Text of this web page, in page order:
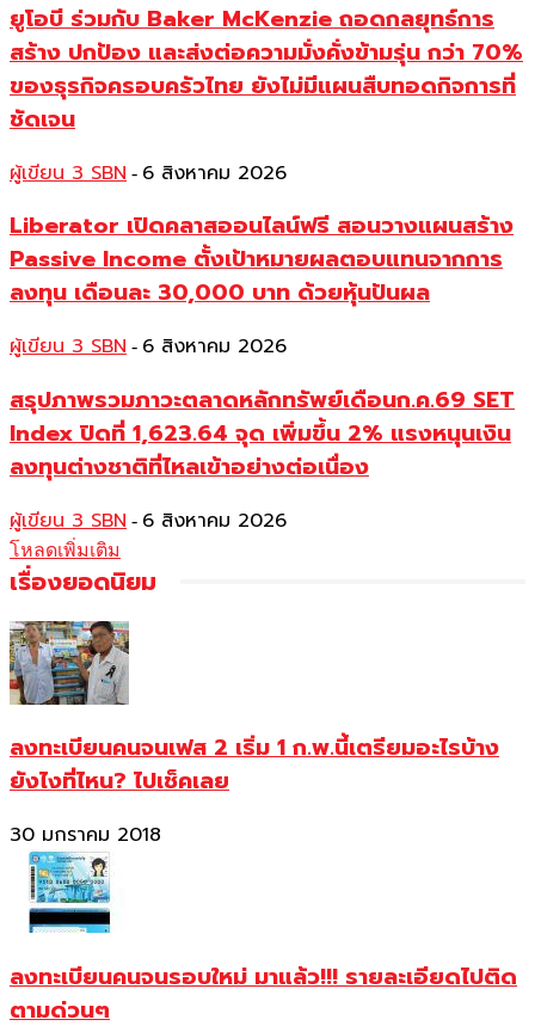
ยูโอบี ร่วมกับ Baker McKenzie ถอดกลยุทธ์การ
สร้าง ปกป้อง และส่งต่อความมั่งคั่งข้ามรุ่น กว่า 70%
ของธุรกิจครอบครัวไทย ยังไม่มีแผนสืบทอดกิจการที่
ชัดเจน
ผู้เขียน 3 SBN - 6 สิงหาคม 2026
Liberator เปิดคลาสออนไลน์ฟรี สอนวางแผนสร้าง
Passive Income ตั้งเป้าหมายผลตอบแทนจากการ
ลงทุน เดือนละ 30,000 บาท ด้วยหุ้นปันผล
ผู้เขียน 3 SBN - 6 สิงหาคม 2026
สรุปภาพรวมภาวะตลาดหลักทรัพย์เดือนก.ค.69 SET
Index ปิดที่ 1,623.64 จุด เพิ่มขึ้น 2% แรงหนุนเงิน
ลงทุนต่างชาติที่ไหลเข้าอย่างต่อเนื่อง
ผู้เขียน 3 SBN - 6 สิงหาคม 2026
โหลดเพิ่มเติม
เรื่องยอดนิยม
ลงทะเบียนคนจนเฟส 2 เริ่ม 1 ก.พ.นี้เตรียมอะไรบ้าง
ยังไงที่ไหน? ไปเช็คเลย
30 มกราคม 2018
ลงทะเบียนคนจนรอบใหม่ มาแล้ว!!! รายละเอียดไปติด
ตามด่วนๆ